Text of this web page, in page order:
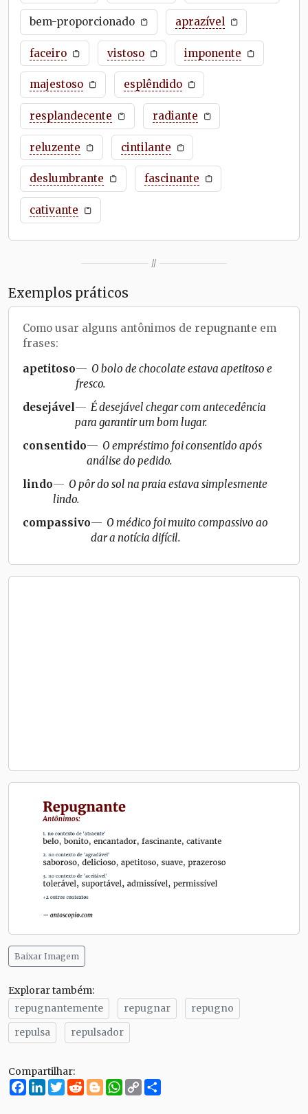
bem-proporcionado aprazível
faceiro vistoso imponente
majestoso esplêndido
resplandecente radiante
reluzente cintilante
deslumbrante fascinante
cativante
//
Exemplos práticos
Como usar alguns antônimos de repugnante em
frases:
apetitoso
O bolo de chocolate estava apetitoso e
fresco.
desejável
É desejável chegar com antecedência
para garantir um bom lugar.
consentido
O empréstimo foi consentido após
análise do pedido.
lindo
O pôr do sol na praia estava simplesmente
lindo.
compassivo
O médico foi muito compassivo ao
dar a notícia difícil.
Baixar Imagem
Explorar também:
repugnantemente
repugnar
repugno
repulsa
repulsador
Compartilhar:
Facebook
LinkedIn
Twitter
RedditBloggerWhatsApp
Copy
Link